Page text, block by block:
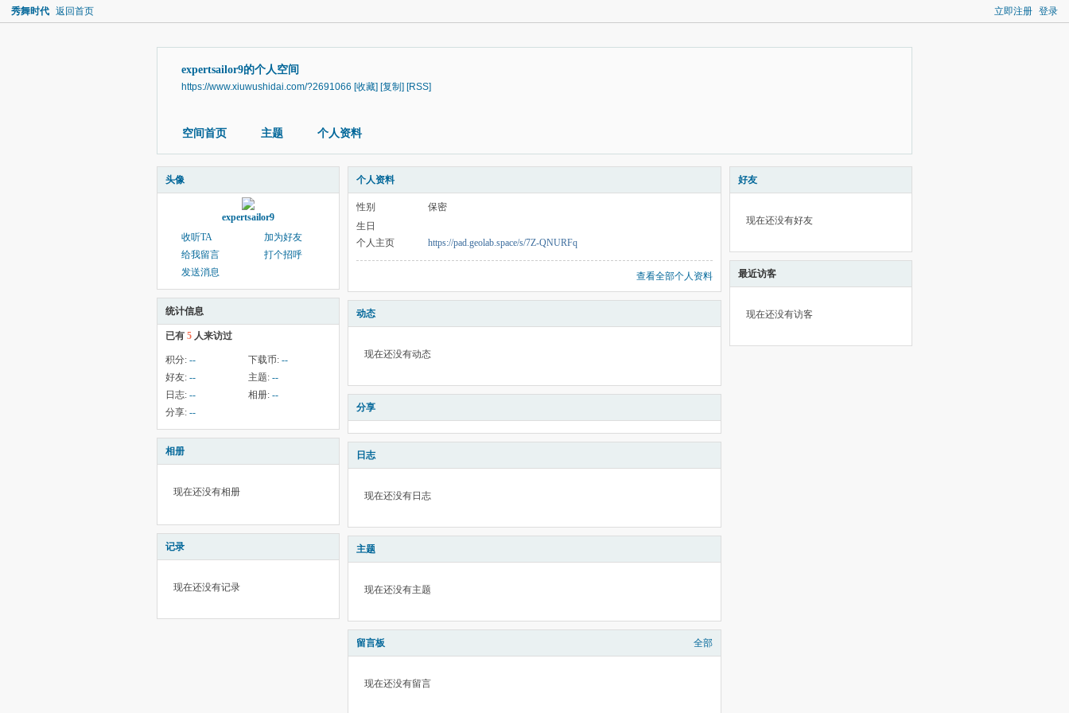
立即注册 登录
秀舞时代 返回首页
expertsailor9的个人空间
https://www.xiuwushidai.com/?2691066 [收藏] [复制] [RSS]
空间首页 主题 个人资料
头像
expertsailor9
收听TA
加为好友
给我留言
打个招呼
发送消息
统计信息
已有 5 人来访过
积分: -- 下载币: --
好友: -- 主题: --
日志: -- 相册: --
分享: --
相册
现在还没有相册
记录
现在还没有记录
个人资料
性别
保密
生日
个人主页
https://pad.geolab.space/s/7Z-QNURFq
查看全部个人资料
动态
现在还没有动态
分享
日志
现在还没有日志
主题
现在还没有主题
留言板 全部
现在还没有留言
好友
现在还没有好友
最近访客
现在还没有访客